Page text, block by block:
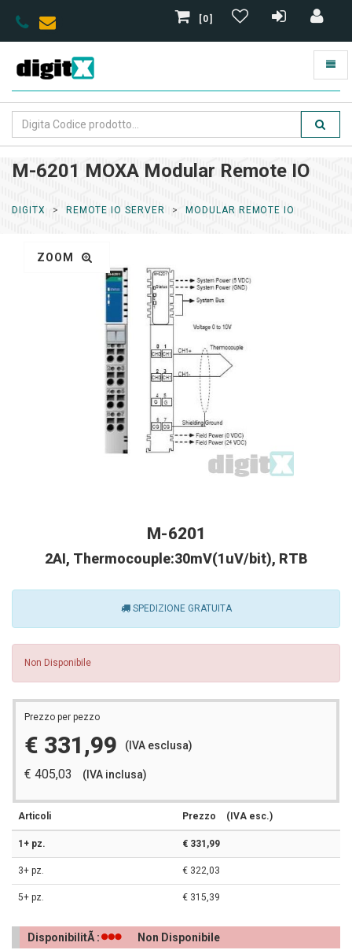
[0]
M-6201 MOXA Modular Remote IO
DIGITX REMOTE IO SERVER MODULAR REMOTE IO
ZOOM
M-6201
2AI, Thermocouple:30mV(1uV/bit), RTB
SPEDIZIONE GRATUITA
Non Disponibile
Prezzo per pezzo
€ 331,99 (IVA esclusa)
€ 405,03 (IVA inclusa)
Articoli Prezzo (IVA esc.)
1+ pz. € 331,99
3+ pz. € 322,03
5+ pz. € 315,39
DisponibilitÃ : Non Disponibile